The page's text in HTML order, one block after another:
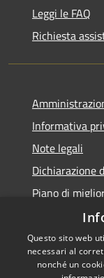
Leggi le FAQ
Richiesta
Informativa
Note legali
Dichiarazione
Piano di
Questo sito web
necessari al
nonché un